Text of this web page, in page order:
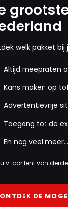
welk pakket bij
Altijd meepraten
Kans maken op
Advertentievrije
Toegang tot de
En nog veel meer…
content van
ONTDEK DE